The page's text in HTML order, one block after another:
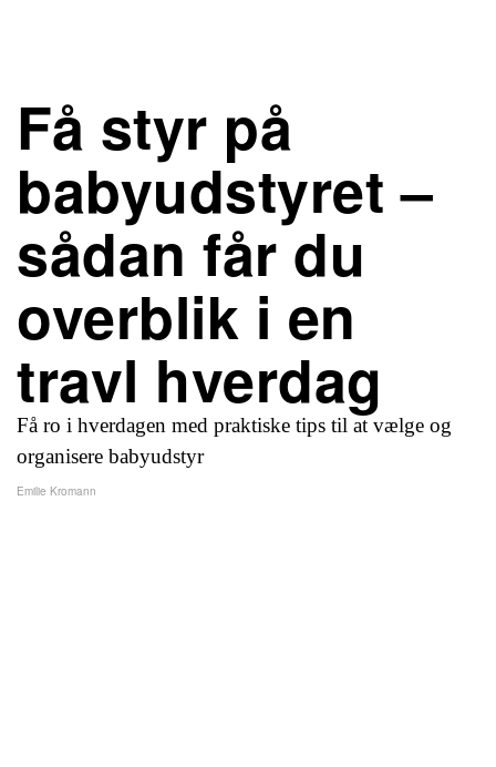
Få styr på
babyudstyret –
sådan får du
overblik i en
travl hverdag
Få ro i hverdagen med praktiske tips til at vælge og
organisere babyudstyr
Emilie Kromann